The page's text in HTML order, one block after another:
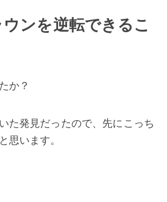
ンを逆転できるこ
か？
た発見だったので、先にこっち
思います。